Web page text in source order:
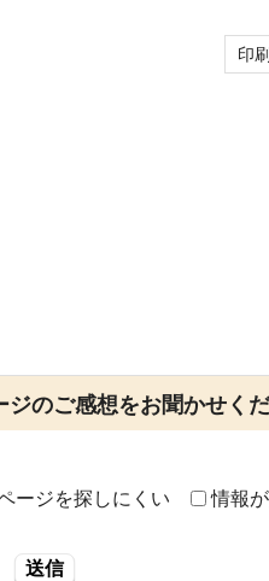
印刷
のご感想をお聞かせくだ
ージを探しにくい 情報
送信